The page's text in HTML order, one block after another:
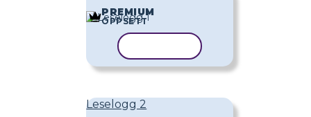
PREMIUM
OPPSETT
Leselogg 2